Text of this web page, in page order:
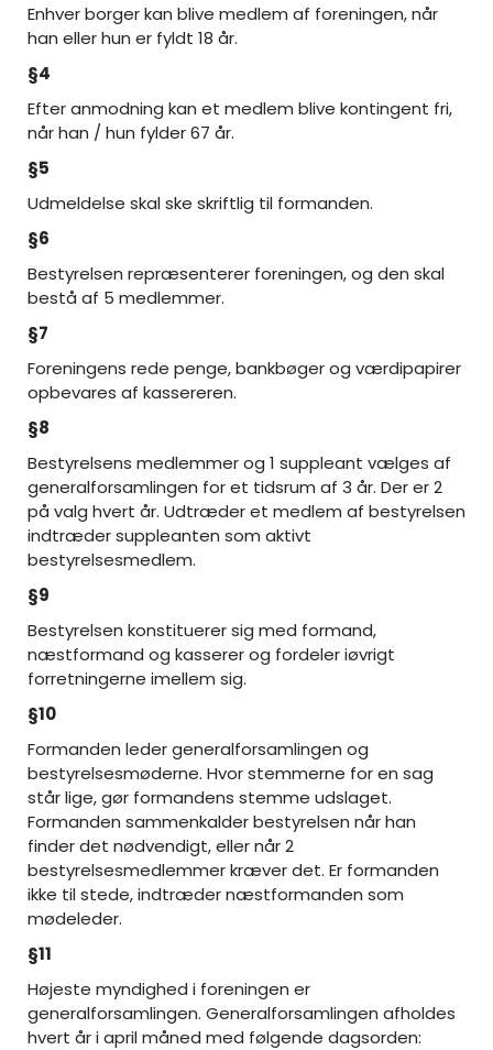
Enhver borger kan blive medlem af foreningen, når
han eller hun er fyldt 18 år.
§4
Efter anmodning kan et medlem blive kontingent fri,
når han / hun fylder 67 år.
§5
Udmeldelse skal ske skriftlig til formanden.
§6
Bestyrelsen repræsenterer foreningen, og den skal
bestå af 5 medlemmer.
§7
Foreningens rede penge, bankbøger og værdipapirer
opbevares af kassereren.
§8
Bestyrelsens medlemmer og 1 suppleant vælges af
generalforsamlingen for et tidsrum af 3 år. Der er 2
på valg hvert år. Udtræder et medlem af bestyrelsen
indtræder suppleanten som aktivt
bestyrelsesmedlem.
§9
Bestyrelsen konstituerer sig med formand,
næstformand og kasserer og fordeler iøvrigt
forretningerne imellem sig.
§10
Formanden leder generalforsamlingen og
bestyrelsesmøderne. Hvor stemmerne for en sag
står lige, gør formandens stemme udslaget.
Formanden sammenkalder bestyrelsen når han
finder det nødvendigt, eller når 2
bestyrelsesmedlemmer kræver det. Er formanden
ikke til stede, indtræder næstformanden som
mødeleder.
§11
Højeste myndighed i foreningen er
generalforsamlingen. Generalforsamlingen afholdes
hvert år i april måned med følgende dagsorden: